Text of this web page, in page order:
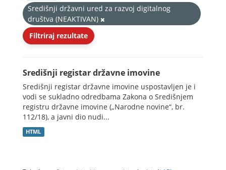
Središnji državni ured za razvoj digitalnog
društva (NEAKTIVAN)
Filtriraj rezultate
Središnji registar državne imovine
Središnji registar državne imovine uspostavljen je i
vodi se sukladno odredbama Zakona o Središnjem
registru državne imovine („Narodne novine“, br.
112/18), a javni dio nudi...
HTML